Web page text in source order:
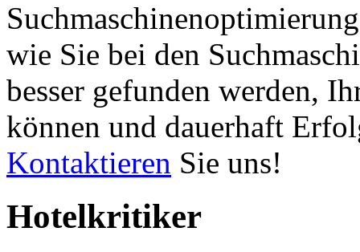
wie Sie bei den
besser gefunden werden,
können und dauerhaft
Kontaktieren Sie uns!
Hotelkritiker